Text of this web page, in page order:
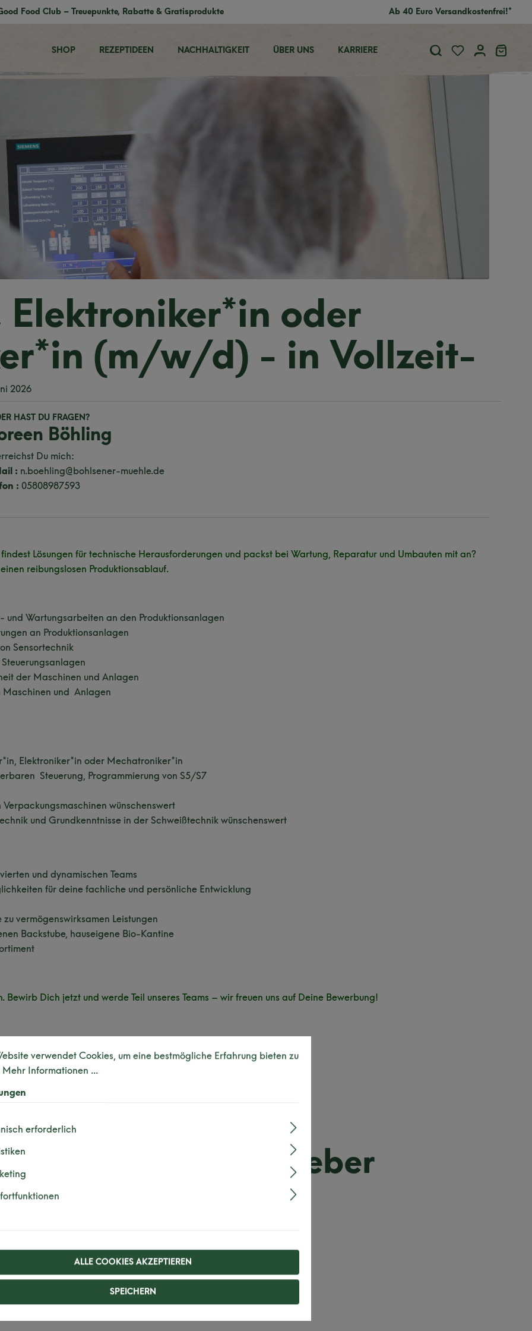
Food Club – Treuepunkte, Rabatte & Gratisprodukte Ab 40 Euro Versandkostenfrei!*
SHOP REZEPTIDEEN NACHHALTIGKEIT ÜBER UNS KARRIERE
oder
(m/w/d) - in Vollzeit-
2026
HAST DU FRAGEN?
Böhling
Du mich:
: n.boehling@bohlsener-muehle.de
: 05808987593
Lösungen für technische Herausforderungen und packst bei Wartung, Reparatur und Umbauten mit an?
reibungslosen Produktionsablauf.
Wartungsarbeiten an den Produktionsanlagen
an Produktionsanlagen
Sensortechnik
der Maschinen und Anlagen
Maschinen und Anlagen
Elektroniker*in oder Mechatroniker*in
Steuerung, Programmierung von S5/S7
wünschenswert
und Grundkenntnisse in der Schweißtechnik wünschenswert
und dynamischen Teams
für deine fachliche und persönliche Entwicklung
vermögenswirksamen Leistungen
Backstube, hauseigene Bio-Kantine
Dich jetzt und werde Teil unseres Teams – wir freuen uns auf Deine Bewerbung!
HAST DU FRAGEN?
als Arbeitgeber
Club des guten
Essens.
wird belohnt: Sammle bei jeder Bestellung Treuepunkte, sichere dir
Rabatte, Gratisprodukte und exklusive Vorteile.
⭐ Treuepunkte sammeln
⭐ Gratisprodukte erhalten
⭐ Rabatte freischalten
⭐ Exklusive Club-Aktionen entdecken
JETZT MITGLIED WERDEN
verwendet Cookies, um eine bestmögliche Erfahrung bieten zu
Mehr Informationen ...
erforderlich
ALLE COOKIES AKZEPTIEREN
SPEICHERN